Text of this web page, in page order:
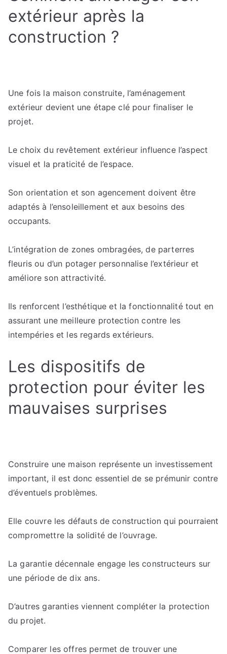
extérieur après la
construction ?
Une fois la maison construite, l’aménagement
extérieur devient une étape clé pour finaliser le
projet.
Le choix du revêtement extérieur influence l’aspect
visuel et la praticité de l’espace.
Son orientation et son agencement doivent être
adaptés à l’ensoleillement et aux besoins des
occupants.
L’intégration de zones ombragées, de parterres
fleuris ou d’un potager personnalise l’extérieur et
améliore son attractivité.
Ils renforcent l’esthétique et la fonctionnalité tout en
assurant une meilleure protection contre les
intempéries et les regards extérieurs.
Les dispositifs de
protection pour éviter les
mauvaises surprises
Construire une maison représente un investissement
important, il est donc essentiel de se prémunir contre
d’éventuels problèmes.
Elle couvre les défauts de construction qui pourraient
compromettre la solidité de l’ouvrage.
La garantie décennale engage les constructeurs sur
une période de dix ans.
D’autres garanties viennent compléter la protection
du projet.
Comparer les offres permet de trouver une